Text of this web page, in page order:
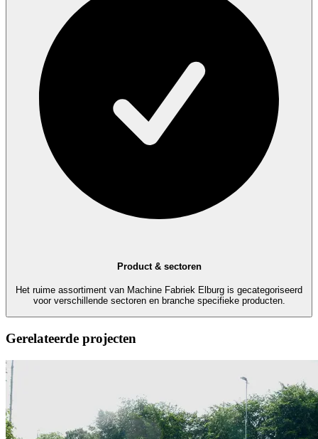
Product & sectoren
Het ruime assortiment van Machine Fabriek Elburg is gecategoriseerd
voor verschillende sectoren en branche specifieke producten.
Gerelateerde projecten